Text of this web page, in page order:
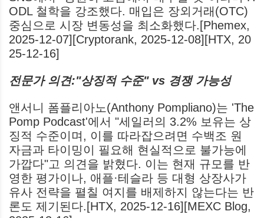
ODL 철학을 강조했다. 매입은 장외거래(OTC)
중심으로 시장 변동성을 최소화했다.[Phemex,
2025-12-07][Cryptorank, 2025-12-08][HTX, 20
25-12-16]
전문가 의견:"상징적 수준" vs 경쟁 가능성
앤서니 폼플리아노(Anthony Pompliano)는 'The
Pomp Podcast'에서 "세일러의 3.2% 보유는 상
징적 수준이며, 이를 따라잡으려면 수백조 원
자금과 타이밍이 필요해 현실적으로 불가능에
가깝다"고 의견을 밝혔다. 이는 현재 규모를 반
영한 평가이나, 애플·테슬라 등 대형 상장사가
유사 전략을 펼칠 여지를 배제하지 않는다는 반
론도 제기된다.[HTX, 2025-12-16][MEXC Blog,